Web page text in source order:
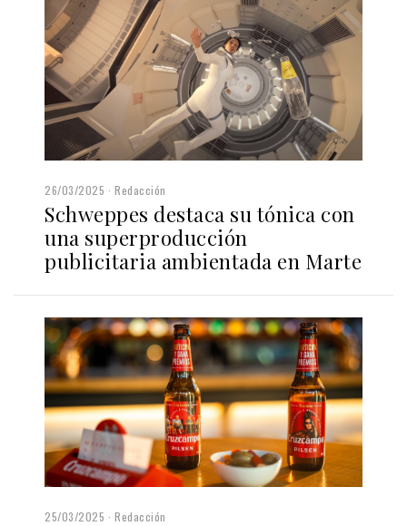
26/03/2025 Redacción
Schweppes destaca su tónica con
una superproducción
publicitaria ambientada en Marte
25/03/2025 Redacción